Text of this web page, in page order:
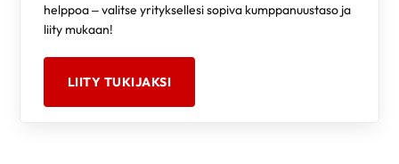
helppoa – valitse yrityksellesi sopiva kumppanuustaso ja
liity mukaan!
LIITY TUKIJAKSI